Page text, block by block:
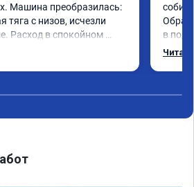
Машина преобразилась:
тяга с низов, исчезли
Расход в спокойном
снизился. Все сделали
в